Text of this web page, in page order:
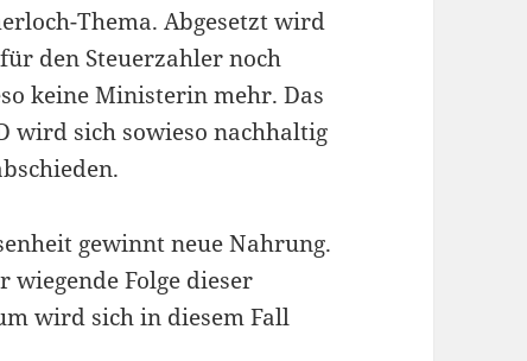
Thema. Abgesetzt wird
den Steuerzahler noch
keine Ministerin mehr. Das
wird sich sowieso nachhaltig
gewinnt neue Nahrung.
Folge dieser
wird sich in diesem Fall